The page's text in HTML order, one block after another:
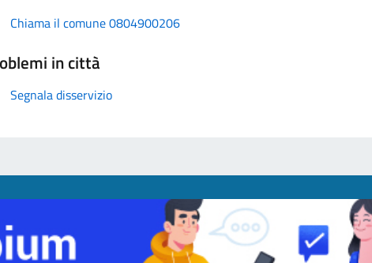
Chiama il comune 0804900206
in città
Segnala disservizio